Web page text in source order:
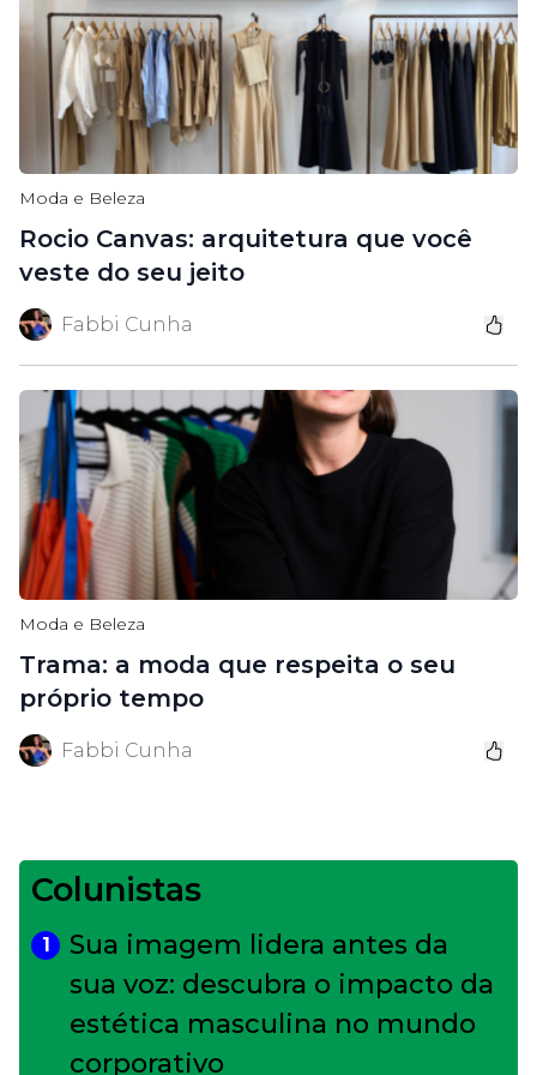
Moda e Beleza
Rocio Canvas: arquitetura que você
veste do seu jeito
Fabbi Cunha
Moda e Beleza
Trama: a moda que respeita o seu
próprio tempo
Fabbi Cunha
Colunistas
1
Sua imagem lidera antes da
sua voz: descubra o impacto da
estética masculina no mundo
corporativo